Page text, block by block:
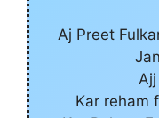
Aj Preet
Kar reham